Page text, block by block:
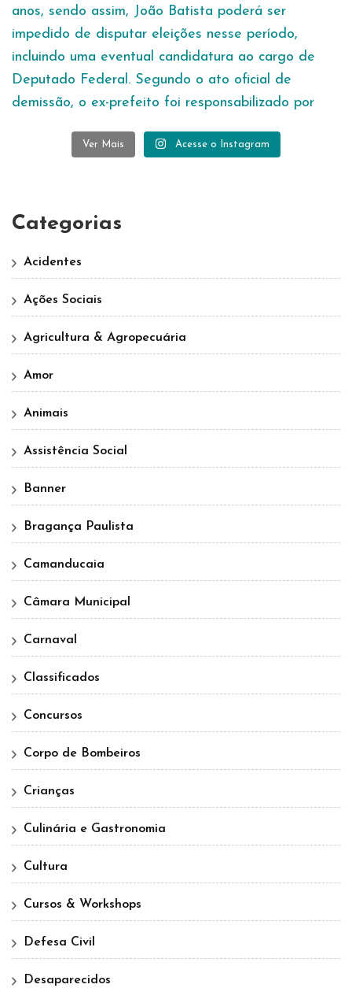
Ver Mais Acesse o Instagram
Categorias
Acidentes
Ações Sociais
Agricultura & Agropecuária
Amor
Animais
Assistência Social
Banner
Bragança Paulista
Camanducaia
Câmara Municipal
Carnaval
Classificados
Concursos
Corpo de Bombeiros
Crianças
Culinária e Gastronomia
Cultura
Cursos & Workshops
Defesa Civil
Desaparecidos